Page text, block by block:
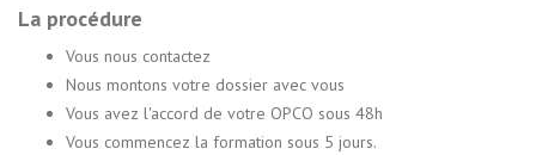
La procédure
Vous nous contactez
Nous montons votre dossier avec vous
Vous avez l'accord de votre OPCO sous 48h
Vous commencez la formation sous 5 jours.